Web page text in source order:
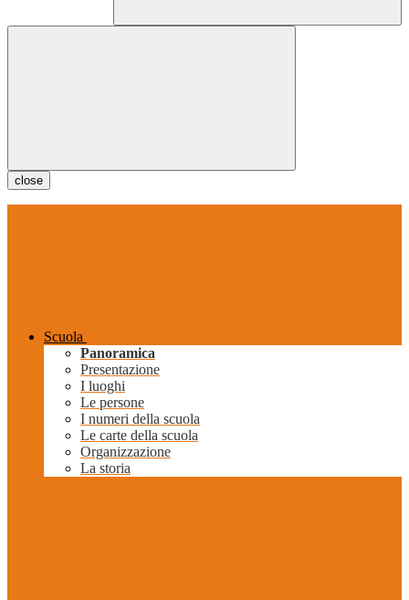
close
Scuola
Panoramica
Presentazione
I luoghi
Le persone
I numeri della scuola
Le carte della scuola
Organizzazione
La storia